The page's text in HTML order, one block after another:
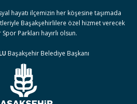
hayatı ilçemizin her köşesine taşımada
Başakşehirlilere özel hizmet verecek
Parkları hayırlı olsun.
Başakşehir Belediye Başkanı